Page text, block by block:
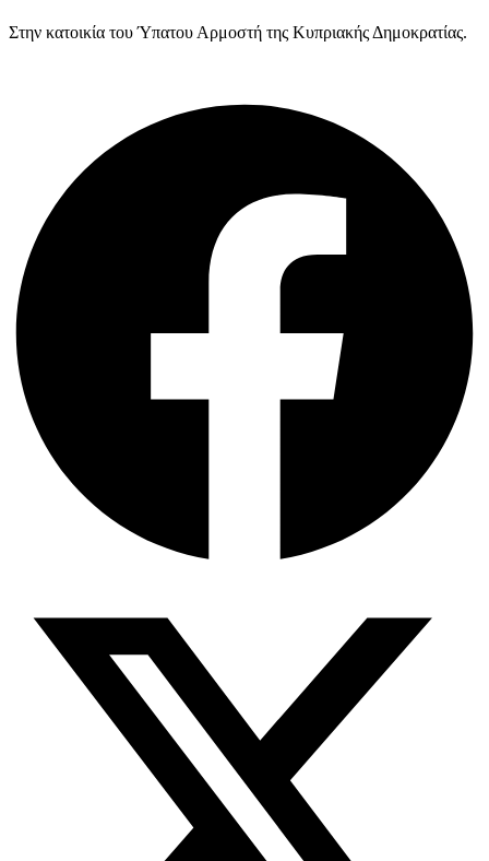
Στην κατοικία του Ύπατου Αρμοστή της Κυπριακής Δημοκρατίας.